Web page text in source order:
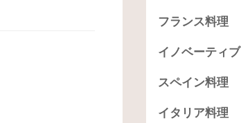
フランス料理
イノベーティブ
スペイン料理
イタリア料理